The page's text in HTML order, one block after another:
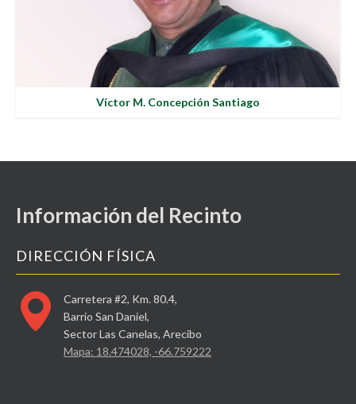
Víctor M. Concepción Santiago
Información del Recinto
DIRECCIÓN FÍSICA
Carretera #2, Km. 80.4,
Barrio San Daniel,
Sector Las Canelas, Arecibo
Mapa: 18.474028, -66.759222